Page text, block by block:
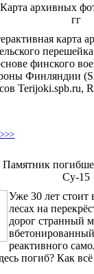
Карта архивных
гг
карта
финского
Финляндии
Terijoki.spb.ru,
Памятник
Су-15
Уже 30 лет стоит
лесах на
дорог странный
реактивного
погиб? Как